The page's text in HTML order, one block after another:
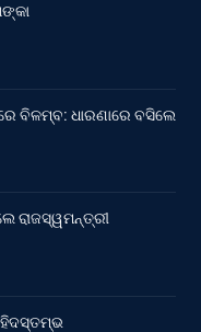
ବିଳମ୍ବ: ଧାରଣାରେ ବସିଲେ
ରାଜସ୍ୱମନ୍ତ୍ରୀ